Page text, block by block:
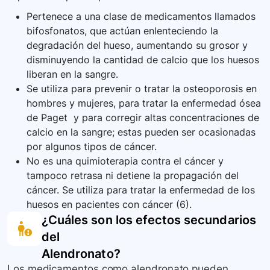
Pertenece a una clase de medicamentos llamados
bifosfonatos, que actúan enlenteciendo la
degradación del hueso, aumentando su grosor y
disminuyendo la cantidad de calcio que los huesos
liberan en la sangre.
Se utiliza para prevenir o tratar la osteoporosis en
hombres y mujeres, para tratar la enfermedad ósea
de Paget y para corregir altas concentraciones de
calcio en la sangre; estas pueden ser ocasionadas
por algunos tipos de cáncer.
No es una quimioterapia contra el cáncer y
tampoco retrasa ni detiene la propagación del
cáncer. Se utiliza para tratar la enfermedad de los
huesos en pacientes con cáncer (6).
¿Cuáles son los efectos secundarios
del
Alendronato?